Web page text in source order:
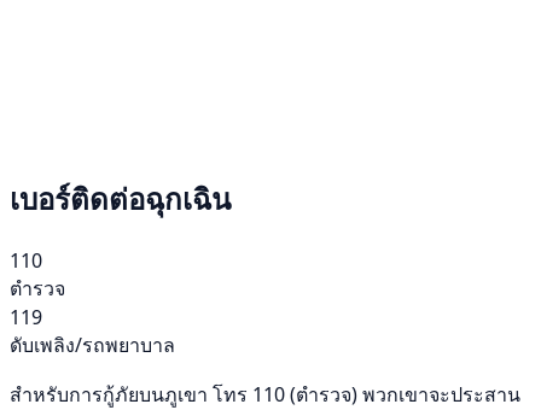
เบอร์ติดต่อฉุกเฉิน
110
ตำรวจ
119
ดับเพลิง/รถพยาบาล
สำหรับการกู้ภัยบนภูเขา โทร 110 (ตำรวจ) พวกเขาจะประสาน